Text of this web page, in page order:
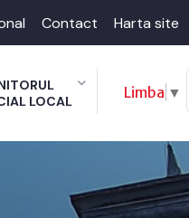
Contact Harta site
LOCAL
Limba ▼